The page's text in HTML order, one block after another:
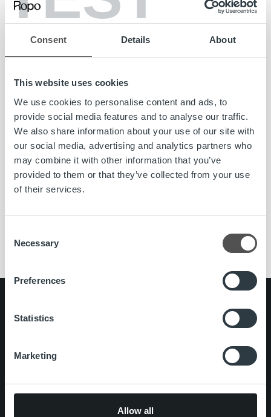
Consent Details About
This website uses cookies
We use cookies to personalise content and ads, to
provide social media features and to analyse our traffic.
We also share information about your use of our site with
our social media, advertising and analytics partners who
may combine it with other information that you’ve
provided to them or that they’ve collected from your use
of their services.
Selection
Necessary
Preferences
Statistics
Marketing
Allow all
ja perintään liittyviä asioita. Voit maksaa, siirtää eräpäivää,
jakaa perintälaskun useampaan erään ja tarkastaa
alkuperäisen laskun tiedot. Voit myös ilmoittaa tilinumerosi
liikamaksun palautusta varten tai valtuuttaa toisen
Tarkista, löytyisikö vastaus kysymykseesi Ropon
UKK:sta
Olemme koostaneet avuksesi
Ropon Usein kysytyt
kysymykset -sivun
, josta löydät vastauksia yleisimmin
kysyttyihin kysymyksiin.